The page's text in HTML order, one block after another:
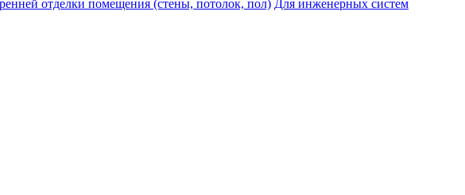
отделки помещения (стены, потолок, пол) Для инженерных систем